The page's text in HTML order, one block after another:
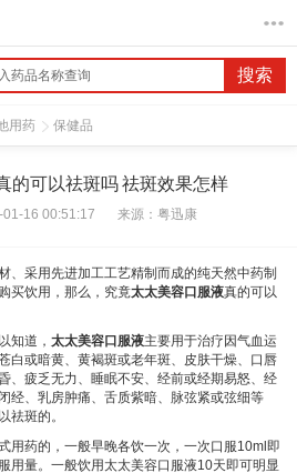
搜索
用药 保健品
的可以祛斑吗 祛斑效果怎样
16 00:51:17 来源： 粤迅康
、采用先进加工工艺精制而成的纯天然中药制
买饮用，那么，究竟太太美容口服液真的可以
知道， 太太美容口服液主要用于治疗因气血运
白或暗黄、黄褐斑或老年斑、皮肤干燥、口唇
、疲乏无力、睡眠不安、经前或经期易怒、经
经、乳房肿痛、舌质紫暗、脉弦紧或弦细等
祛斑的。
用药的，一般早晚各饮一次，一次口服10ml即
用量。一般饮用太太美容口服液10天即可明显